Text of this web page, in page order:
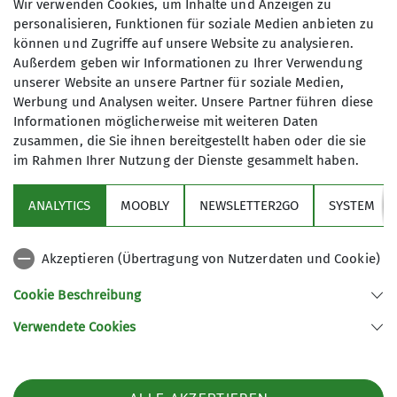
Treffpunkt:in der Boulderhalle
Holzkirchen, 2. UG, Probst-Sigl-Straße
3-5, 83607 HolzkirchenKarte
Zeitraum:Freitags 17:00 - 18:30 Uhr
freier Beginn & offenes Ende - ihr
könnt auch erst später kommen und
läger bleiben(nicht in den
Schulferien!)
Zielgruppe:Kinder & Familien (ab 3
Jahre)
*******************************
gerne verweisen wir auch auf
unser umfangreiches
in der sektionseigenen
Teilnahme ohne spezielle Anmeldung möglich.
Weitere Informationen bei
familienreferent@dav-otterfing.de
08024 6467854
Links
Unsere Sektion
83624 Otterfing
Wir verwenden Cookies, um Inhalte und Anzeigen zu
personalisieren, Funktionen für soziale Medien anbieten zu
können und Zugriffe auf unsere Website zu analysieren.
Außerdem geben wir Informationen zu Ihrer Verwendung
unserer Website an unsere Partner für soziale Medien,
Werbung und Analysen weiter. Unsere Partner führen diese
Informationen möglicherweise mit weiteren Daten
zusammen, die Sie ihnen bereitgestellt haben oder die sie
im Rahmen Ihrer Nutzung der Dienste gesammelt haben.
ANALYTICS MOOBLY NEWSLETTER2GO SYSTEM
Akzeptieren (Übertragung von Nutzerdaten und Cookie)
Cookie Beschreibung
Verwendete Cookies